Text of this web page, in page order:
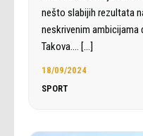
nešto slabijih rezultata
neskrivenim
Takova.… […]
18/09/2024
SPORT